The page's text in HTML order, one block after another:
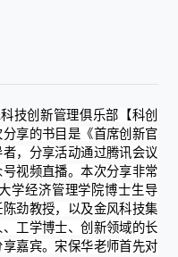
技创新管理俱乐部【科创
享的书目是《首席创新官
，分享活动通过腾讯会议
视频直播。本次分享非常
学经济管理学院博士生导
劲教授，以及金风科技集
工学博士、创新领域的长
嘉宾。宋保华老师首先对